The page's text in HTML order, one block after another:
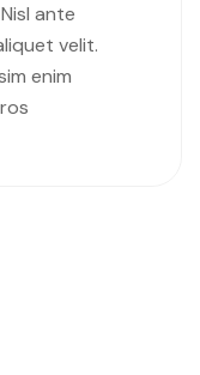
ante
velit.
enim